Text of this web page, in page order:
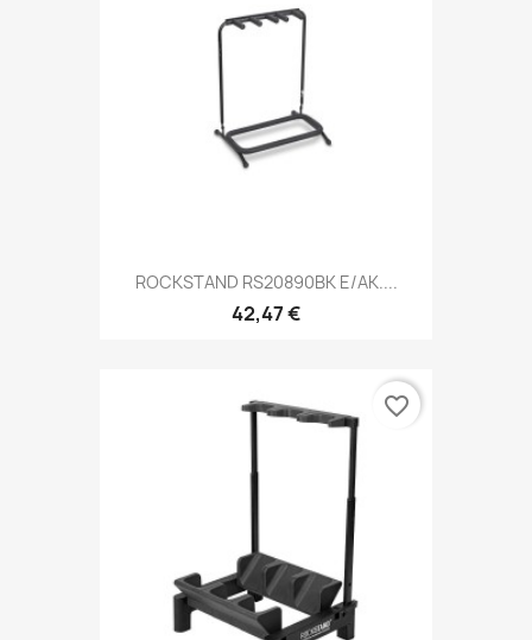
ROCKSTAND RS20890BK E/AK....
42,47 €
favorite_border